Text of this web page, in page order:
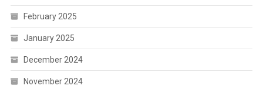
February 2025
January 2025
December 2024
November 2024